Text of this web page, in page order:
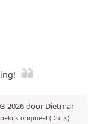
2026 door Dietmar
bekijk origineel (Duits)